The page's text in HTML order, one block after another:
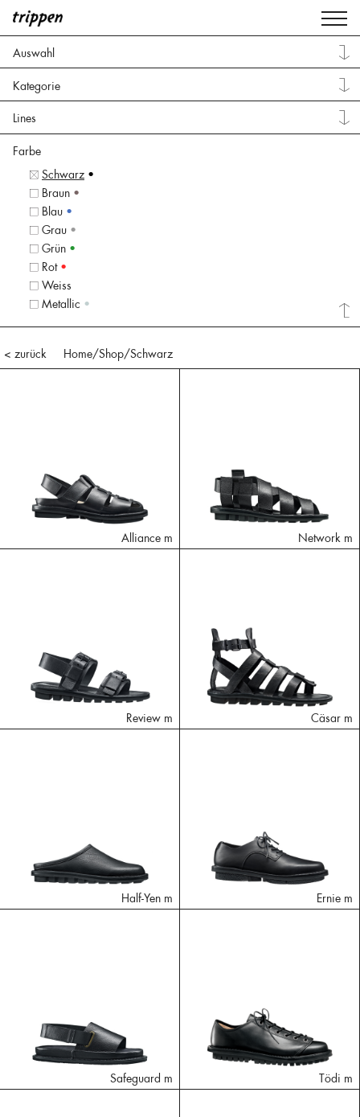
Auswahl
Kategorie
Lines
Farbe
Schwarz •
Braun •
Blau •
Grau •
Grün •
Rot •
Weiss
Metallic •
< zurück Home/Shop/Schwarz
Alliance m Network m
Review m Cäsar m
Half-Yen m Ernie m
Safeguard m Tödi m